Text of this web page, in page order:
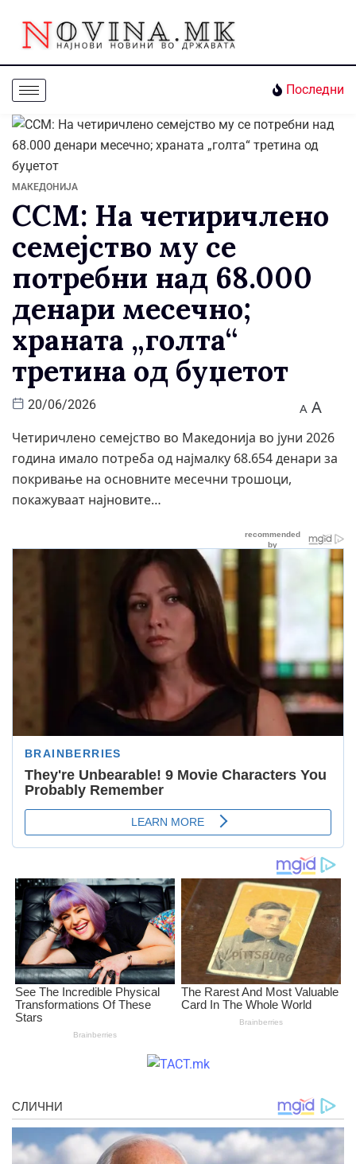
Последни
МАКЕДОНИЈА
ССМ: На четиричлено
семејство му се
потребни над 68.000
денари месечно;
храната „голта“
третина од буџетот
20/06/2026 A A
Четиричлено семејство во Македонија во јуни 2026
година имало потреба од најмалку 68.654 денари за
покривање на основните месечни трошоци,
покажуваат најновите…